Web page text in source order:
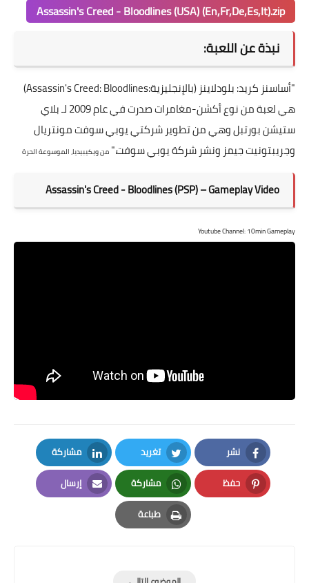
Assassin's Creed - Bloodlines (USA) (En,Fr,De,Es,It).zip
نبذة عن اللعبة:
"أساسنز كريد: بلودلاينز (بالإنجليزية:Assassin's Creed: Bloodlines)
هي لعبة من نوع أكشن-مغامرات صدرت في عام 2009 لـ بلاي
ستيشن بورتبل وهي من تطوير شركتي يوبي سوفت مونتريال
وجريبتونيت جيمز ونشر شركة يوبي سوفت." من ويكيبيديا، الموسوعة الحرة
Assassin's Creed - Bloodlines (PSP) – Gameplay Video
Youtube Channel: 10min Gameplay
نشر
Facebook
تغريد
Twitter
مشاركة
LinkedIn
حفظ
Pinterest
مشاركة
Whatsapp
إرسال
Email
طباعة
Print